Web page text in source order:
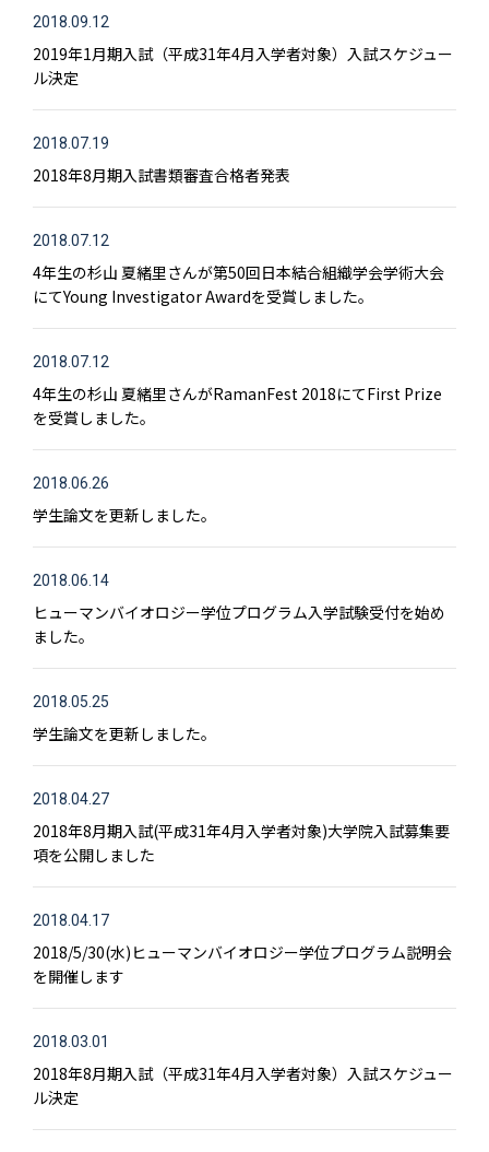
2018.09.12
2019年1月期入試（平成31年4月入学者対象）入試スケジュー
ル決定
2018.07.19
2018年8月期入試書類審査合格者発表
2018.07.12
4年生の杉山 夏緒里さんが第50回日本結合組織学会学術大会
にてYoung Investigator Awardを受賞しました。
2018.07.12
4年生の杉山 夏緒里さんがRamanFest 2018にてFirst Prize
を受賞しました。
2018.06.26
学生論文を更新しました。
2018.06.14
ヒューマンバイオロジー学位プログラム入学試験受付を始め
ました。
2018.05.25
学生論文を更新しました。
2018.04.27
2018年8月期入試(平成31年4月入学者対象)大学院入試募集要
項を公開しました
2018.04.17
2018/5/30(水)ヒューマンバイオロジー学位プログラム説明会
を開催します
2018.03.01
2018年8月期入試（平成31年4月入学者対象）入試スケジュー
ル決定